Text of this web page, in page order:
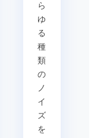
ら
ゆ
る
種
類
の
ノ
イ
ズ
を